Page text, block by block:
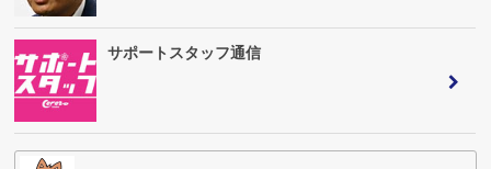
サポートスタッフ通信